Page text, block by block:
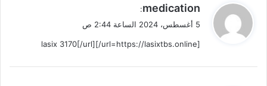
ي
ق
ل
medication
:
5 أغسطس، 2024 الساعة 2:44 ص
[url=https://lasixtbs.online/]lasix 3170[/url]